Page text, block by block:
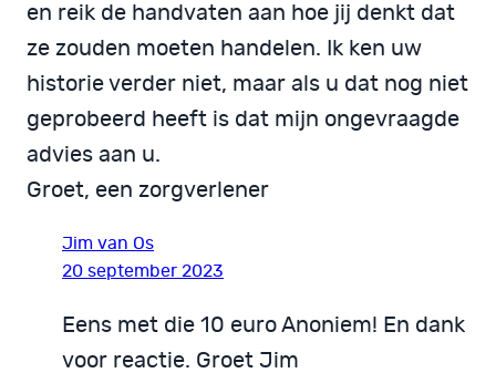
en reik de handvaten aan hoe jij denkt dat
ze zouden moeten handelen. Ik ken uw
historie verder niet, maar als u dat nog niet
geprobeerd heeft is dat mijn ongevraagde
advies aan u.
Groet, een zorgverlener
Jim van Os
20 september 2023
Eens met die 10 euro Anoniem! En dank
voor reactie. Groet Jim